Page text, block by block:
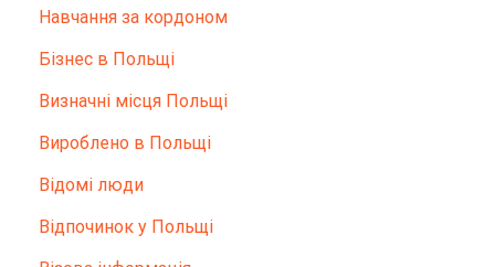
Hавчання за кордоном
Бізнес в Польщі
Визначні місця Польщі
Вироблено в Польщі
Відомі люди
Відпочинок у Польщі